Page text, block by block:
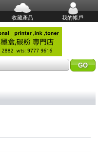
收藏產品 我的帳戶